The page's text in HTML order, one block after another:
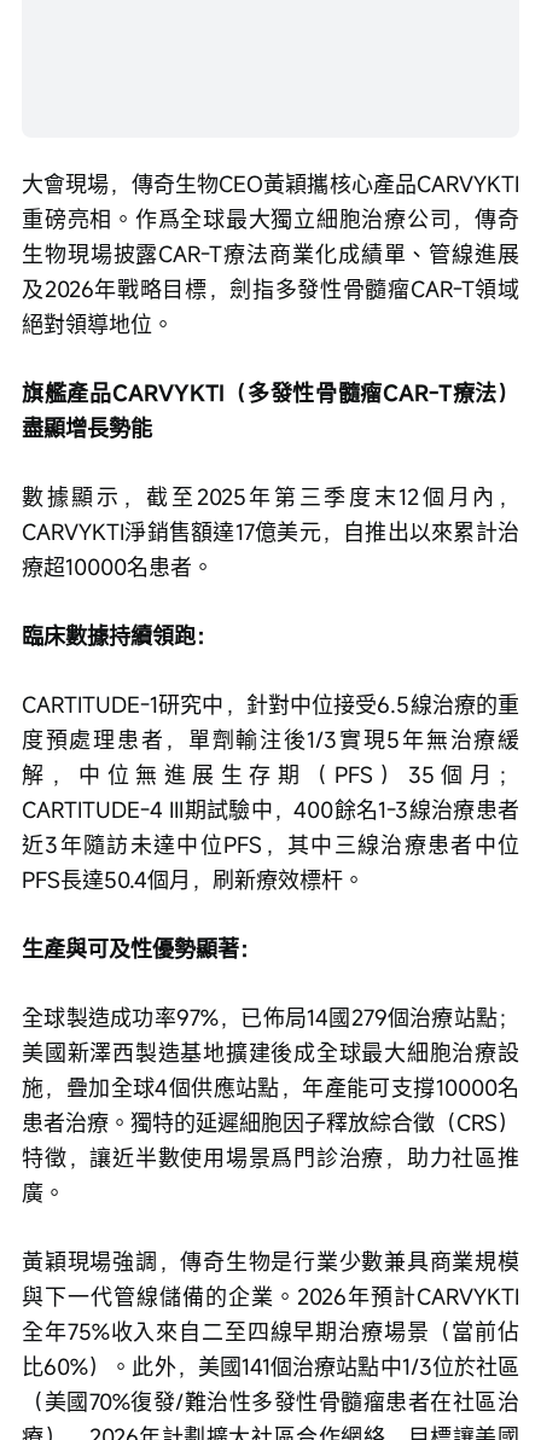
大會現場，傳奇生物CEO黃穎攜核心產品CARVYKTI
重磅亮相。作爲全球最大獨立細胞治療公司，傳奇
生物現場披露CAR-T療法商業化成績單、管線進展
及2026年戰略目標，劍指多發性骨髓瘤CAR-T領域
絕對領導地位。
旗艦產品CARVYKTI（多發性骨髓瘤CAR-T療法）
盡顯增長勢能
數據顯示，截至2025年第三季度末12個月內，
CARVYKTI淨銷售額達17億美元，自推出以來累計治
療超10000名患者。
臨床數據持續領跑：
CARTITUDE-1研究中，針對中位接受6.5線治療的重
度預處理患者，單劑輸注後1/3實現5年無治療緩
解，中位無進展生存期（PFS）35個月；
CARTITUDE-4 III期試驗中，400餘名1-3線治療患者
近3年隨訪未達中位PFS，其中三線治療患者中位
PFS長達50.4個月，刷新療效標杆。
生產與可及性優勢顯著：
全球製造成功率97%，已佈局14國279個治療站點；
美國新澤西製造基地擴建後成全球最大細胞治療設
施，疊加全球4個供應站點，年產能可支撐10000名
患者治療。獨特的延遲細胞因子釋放綜合徵（CRS）
特徵，讓近半數使用場景爲門診治療，助力社區推
廣。
黃穎現場強調，傳奇生物是行業少數兼具商業規模
與下一代管線儲備的企業。2026年預計CARVYKTI
全年75%收入來自二至四線早期治療場景（當前佔
比60%）。此外，美國141個治療站點中1/3位於社區
（美國70%復發/難治性多發性骨髓瘤患者在社區治